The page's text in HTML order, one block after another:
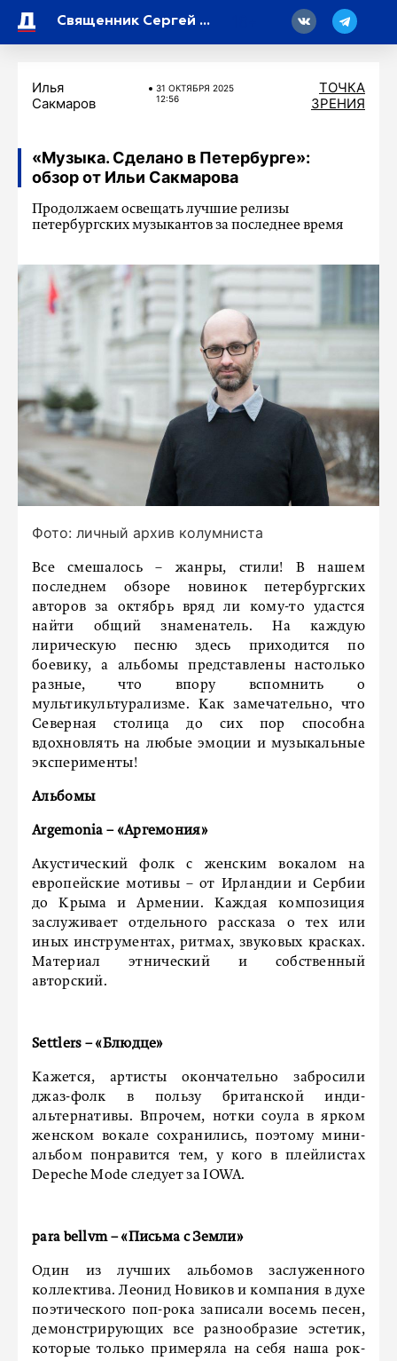
Священник Сергей Кубышкин: «Мы очень надеемся на помощь жителей Петербурга»
Илья
Сакмаров
31 ОКТЯБРЯ 2025
12:56
ТОЧКА
ЗРЕНИЯ
«Музыка. Сделано в Петербурге»:
обзор от Ильи Сакмарова
Продолжаем освещать лучшие релизы
петербургских музыкантов за последнее время
Фото: личный архив колумниста
Все смешалось – жанры, стили! В нашем
последнем обзоре новинок петербургских
авторов за октябрь вряд ли кому-то удастся
найти общий знаменатель. На каждую
лирическую песню здесь приходится по
боевику, а альбомы представлены настолько
разные, что впору вспомнить о
мультикультурализме. Как замечательно, что
Северная столица до сих пор способна
вдохновлять на любые эмоции и музыкальные
эксперименты!
Альбомы
Argemonia – «Аргемония»
Акустический фолк с женским вокалом на
европейские мотивы – от Ирландии и Сербии
до Крыма и Армении. Каждая композиция
заслуживает отдельного рассказа о тех или
иных инструментах, ритмах, звуковых красках.
Материал этнический и собственный
авторский.
Settlers – «Блюдце»
Кажется, артисты окончательно забросили
джаз-фолк в пользу британской инди-
альтернативы. Впрочем, нотки соула в ярком
женском вокале сохранились, поэтому мини-
альбом понравится тем, у кого в плейлистах
Depeche Mode следует за IOWA.
para bellvm – «Письма с Земли»
Один из лучших альбомов заслуженного
коллектива. Леонид Новиков и компания в духе
поэтического поп-рока записали восемь песен,
демонстрирующих все разнообразие эстетик,
которые только примеряла на себя наша рок-